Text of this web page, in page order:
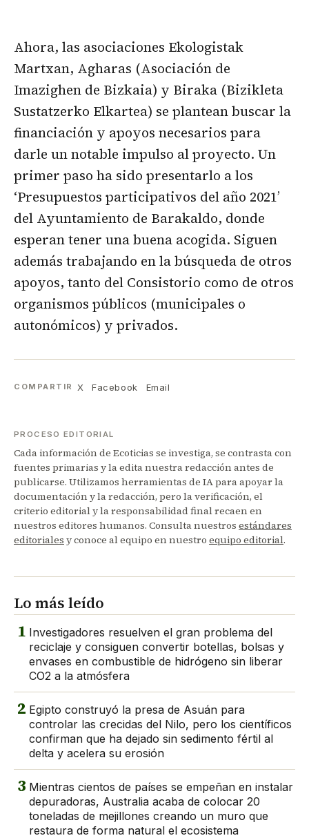
Ahora, las asociaciones Ekologistak
Martxan, Agharas (Asociación de
Imazighen de Bizkaia) y Biraka (Bizikleta
Sustatzerko Elkartea) se plantean buscar la
financiación y apoyos necesarios para
darle un notable impulso al proyecto. Un
primer paso ha sido presentarlo a los
‘Presupuestos participativos del año 2021’
del Ayuntamiento de Barakaldo, donde
esperan tener una buena acogida. Siguen
además trabajando en la búsqueda de otros
apoyos, tanto del Consistorio como de otros
organismos públicos (municipales o
autonómicos) y privados.
COMPARTIR X Facebook Email
PROCESO EDITORIAL
Cada información de Ecoticias se investiga, se contrasta con
fuentes primarias y la edita nuestra redacción antes de
publicarse. Utilizamos herramientas de IA para apoyar la
documentación y la redacción, pero la verificación, el
criterio editorial y la responsabilidad final recaen en
nuestros editores humanos. Consulta nuestros estándares
editoriales y conoce al equipo en nuestro equipo editorial.
Lo más leído
1 Investigadores resuelven el gran problema del
reciclaje y consiguen convertir botellas, bolsas y
envases en combustible de hidrógeno sin liberar
CO2 a la atmósfera
2 Egipto construyó la presa de Asuán para
controlar las crecidas del Nilo, pero los científicos
confirman que ha dejado sin sedimento fértil al
delta y acelera su erosión
3 Mientras cientos de países se empeñan en instalar
depuradoras, Australia acaba de colocar 20
toneladas de mejillones creando un muro que
restaura de forma natural el ecosistema